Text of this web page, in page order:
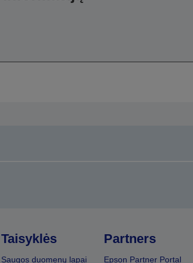
Taisyklės
Saugos duomenų lapai
Partners
Epson Partner Portal